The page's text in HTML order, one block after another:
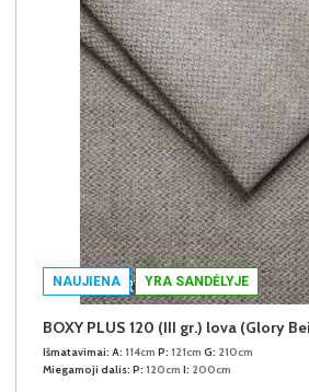
NAUJIENA YRA SANDĖLYJE
BOXY PLUS 120 (III gr.) lova (Glory
Išmatavimai: A: 114cm P: 121cm G: 210cm
Miegamoji dalis: P: 120cm I: 200cm